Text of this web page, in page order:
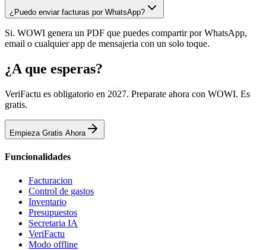
¿Puedo enviar facturas por WhatsApp?
Si. WOWI genera un PDF que puedes compartir por WhatsApp,
email o cualquier app de mensajeria con un solo toque.
¿A que esperas?
VeriFactu es obligatorio en 2027. Preparate ahora con WOWI. Es
gratis.
Empieza Gratis Ahora
Funcionalidades
Facturacion
Control de gastos
Inventario
Presupuestos
Secretaria IA
VeriFactu
Modo offline